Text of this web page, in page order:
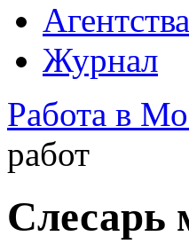
Агентства
Журнал
Работа в
работ
Слесарь